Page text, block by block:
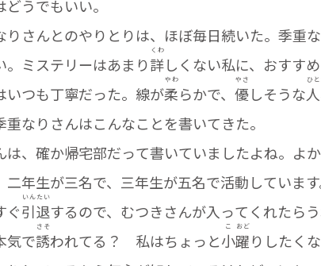
うでもいい。
さんとのやりとりは、ほぼ毎日続いた。季重
。ミステリーはあまり詳
くわ
しくない私に、おすす
いつも丁寧だった。線が柔
やわ
らかで、 優
やさ
しそうな人
ひと
重なりさんはこんなことを書いてきた。
は、確か帰宅部だって書いていましたよね。よ
年生が三名で、三年生が五名で活動していま
ぐ引
いん
退
たい
するので、むつきさんが入ってくれたら
気で誘
さそ
われてる？ 私はちょっと小
こ
躍
おど
りしたく